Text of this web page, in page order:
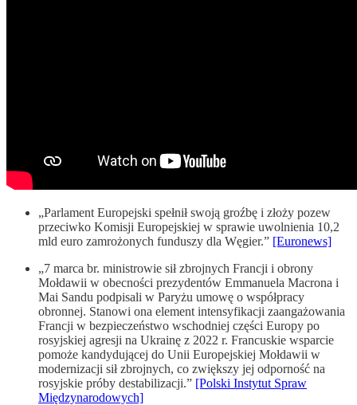
„Parlament Europejski spełnił swoją groźbę i złoży pozew
przeciwko Komisji Europejskiej w sprawie uwolnienia 10,2
mld euro zamrożonych funduszy dla Węgier.” [Euronews]
„7 marca br. ministrowie sił zbrojnych Francji i obrony
Mołdawii w obecności prezydentów Emmanuela Macrona i
Mai Sandu podpisali w Paryżu umowę o współpracy
obronnej. Stanowi ona element intensyfikacji zaangażowania
Francji w bezpieczeństwo wschodniej części Europy po
rosyjskiej agresji na Ukrainę z 2022 r. Francuskie wsparcie
pomoże kandydującej do Unii Europejskiej Mołdawii w
modernizacji sił zbrojnych, co zwiększy jej odporność na
rosyjskie próby destabilizacji.” [Polski Instytut Spraw
Międzynarodowych]